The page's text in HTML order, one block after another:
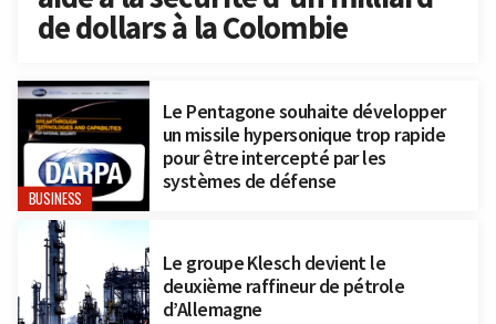
de dollars à la Colombie
BUSINESS
Le Pentagone souhaite développer
un missile hypersonique trop rapide
pour être intercepté par les
systèmes de défense
Le groupe Klesch devient le
deuxième raffineur de pétrole
d’Allemagne